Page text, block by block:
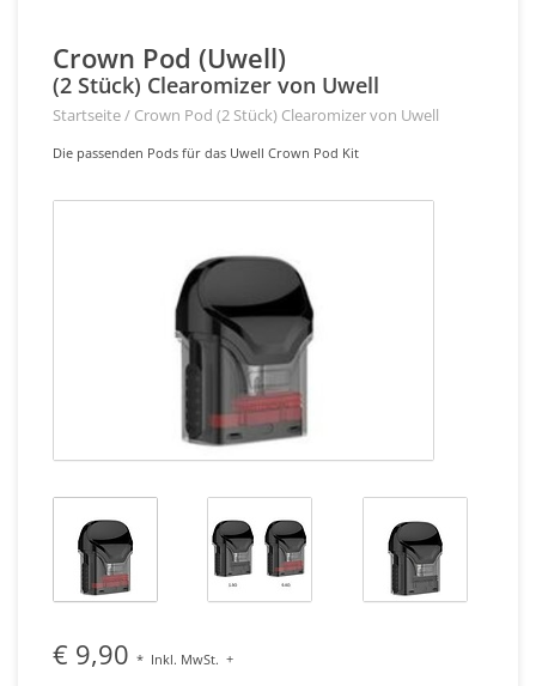
Crown Pod (Uwell)
(2 Stück) Clearomizer von Uwell
Startseite/ Crown Pod (2 Stück) Clearomizer von Uwell
Die passenden Pods für das Uwell Crown Pod Kit
€ 9,90 * Inkl. MwSt. +